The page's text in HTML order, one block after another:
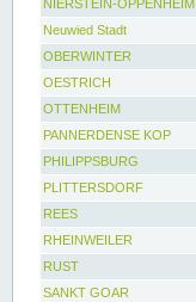
NIERSTEIN-OPPENHEIM
Neuwied Stadt
OBERWINTER
OESTRICH
OTTENHEIM
PANNERDENSE KOP
PHILIPPSBURG
PLITTERSDORF
REES
RHEINWEILER
RUST
SANKT GOAR